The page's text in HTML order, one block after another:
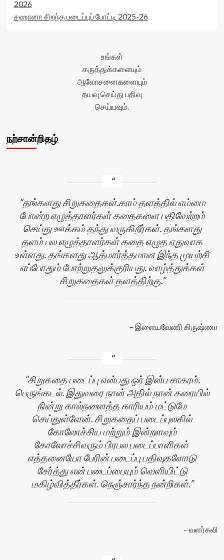
2026
சஹானா சிறந்த படைப்புப் போட்டி 2025-26
உங்கள்
கருத்துக்களையும்
ஆலோசனைகளையும்
தயவு செய்து பதிவு
செய்யவும்.
நற்சான்றிதழ்
தங்களது சிறுகதைகள்.காம் தளத்தில் எம்மை
போன்ற எழுத்தாளர்கள் கதைகளை பதிவேற்றம்
செய்து ஊக்கம் தந்து வருகிறீர்கள். தங்களது
தளம் பல எழுத்தாளர்கள் கதை எழுத ஏதுவாக
உள்ளது. தங்களது ஆத்மார்த்தமான இந்த முயற்சி
எப்போதும் போற்றுதலுக்குரியது. வாழ்த்துக்கள்
சிறுகதைகள் தளத்திற்கு.
இளையவேணி கிருஷ்ணா
சிறுகதை படைப்பு என்பது ஒர் இன்ப சாகரம்.
பெருங்கடல். இதுவரை நான் அதில் நான் கரையில்
நின்று கால்நனைத்த காரியம் மட்டுமே
செய்துள்ளேன். சிறுகதைப் படைப்புலகில்
கோலோச்சிய மற்றும் இன்றளவும்
கோலோச்சிவரும் பிரபல படைப்பாளிகள்
எத்தனையோ பேரின் படைப்பு பதிவுகளோடு
சேர்த்து என் படைப்பையும் வெளியிட்டு
மகிழ்வித்தீர்கள். நெஞ்சார்ந்த நன்றிகள்.
வளர்கவி